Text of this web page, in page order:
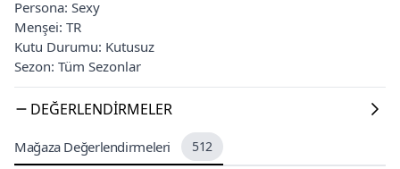
Persona: Sexy
Menşei: TR
Kutu Durumu: Kutusuz
Sezon: Tüm Sezonlar
DEĞERLENDIRMELER
Mağaza Değerlendirmeleri 512